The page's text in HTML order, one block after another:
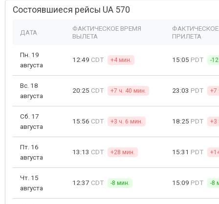
Состоявшиеся рейсы UA 570
ДАТА
ФАКТИЧЕСКОЕ ВРЕМЯ
ВЫЛЕТА
ПРИЛЕТА
Пн. 19
августа
12:49 CDT +4 мин. 15:05 PDT -
Вс. 18
августа
20:25 CDT +7 ч. 40 мин. 23:03 PDT +7
Сб. 17
августа
15:56 CDT +3 ч. 6 мин. 18:25 PDT +3
Пт. 16
августа
13:13 CDT +28 мин. 15:31 PDT
Чт. 15
августа
12:37 CDT -8 мин. 15:09 PDT -8